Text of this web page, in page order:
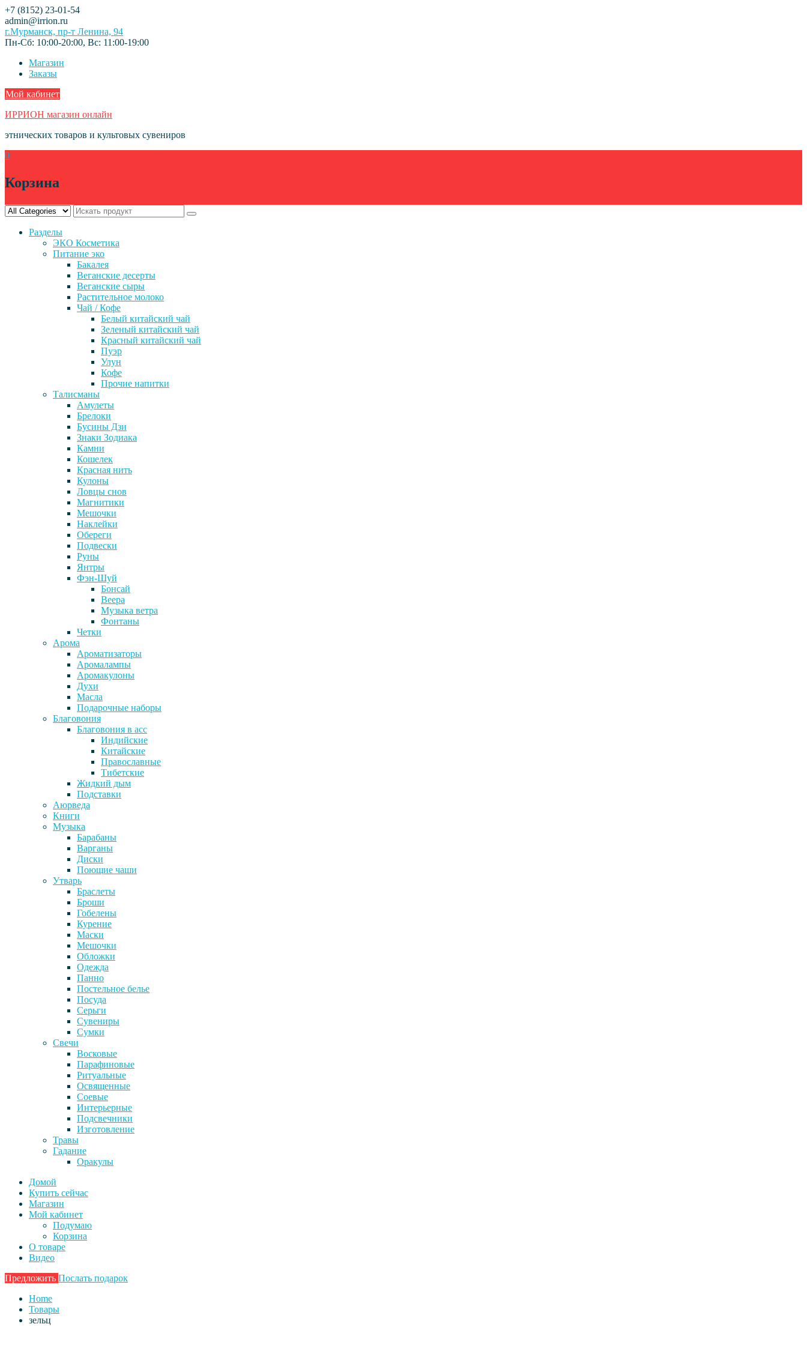
Skip
to
content
+7 (8152) 23-01-54
admin@irrion.ru
г.Мурманск, пр-т Ленина, 94
Пн-Сб: 10:00-20:00, Вс: 11:00-19:00
Магазин
Заказы
Мой кабинет
ИРРИОН магазин онлайн
этнических товаров и культовых сувениров
0
Корзина
Разделы
ЭКО Косметика
Питание эко
Бакалея
Веганские десерты
Веганские сыры
Растительное молоко
Чай / Кофе
Белый китайский чай
Зеленый китайский чай
Красный китайский чай
Пуэр
Улун
Кофе
Прочие напитки
Талисманы
Амулеты
Брелоки
Бусины Дзи
Знаки Зодиака
Камни
Кошелек
Красная нить
Кулоны
Ловцы снов
Магнитики
Мешочки
Наклейки
Обереги
Подвески
Руны
Янтры
Фэн-Шуй
Бонсай
Веера
Музыка ветра
Фонтаны
Четки
Арома
Ароматизаторы
Аромалампы
Аромакулоны
Духи
Масла
Подарочные наборы
Благовония
Благовония в асс
Индийские
Китайские
Православные
Тибетские
Жидкий дым
Подставки
Аюрведа
Книги
Музыка
Барабаны
Варганы
Диски
Поющие чаши
Утварь
Браслеты
Броши
Гобелены
Курение
Маски
Мешочки
Обложки
Одежда
Панно
Постельное белье
Посуда
Серьги
Сувениры
Сумки
Свечи
Восковые
Парафиновые
Ритуальные
Освященные
Соевые
Интерьерные
Подсвечники
Изготовление
Травы
Гадание
Оракулы
Домой
Купить сейчас
Магазин
Мой кабинет
Подумаю
Корзина
О товаре
Видео
Предложить Послать подарок
Home
Товары
зельц